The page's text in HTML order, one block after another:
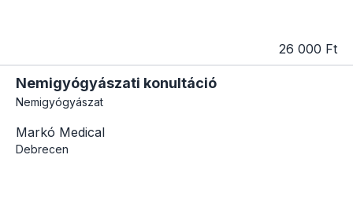
26 000 Ft
Nemigyógyászati konultáció
Nemigyógyászat
Markó Medical
Debrecen